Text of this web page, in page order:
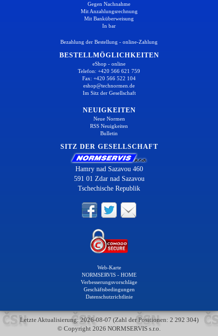
Gegen Nachnahme
Mit Anzahlungsrechnung
Mit Banküberweisung
In bar
Bezahlung der Bestellung - online-Zahlung
BESTELLMÖGLICHKEITEN
eShop - online
Telefon: +420 566 621 759
Fax: +420 566 522 104
eshop@technormen.de
Im Sitz der Gesellschaft
NEUIGKEITEN
Neue Normen
RSS Neuigkeiten
Bulletin
SITZ DER GESELLSCHAFT
Hamry nad Sazavou 460
591 01 Zdar nad Sazavou
Tschechische Republik
Web-Karte
NORMSERVIS - HOME
Verbesserungsvorschläge
Geschäftsbedingungen
Datenschutzrichtlinie
Letzte Aktualisierung: 2026-08-07 (Zahl der Positionen: 2 292 304)
© Copyright 2026 NORMSERVIS s.r.o.